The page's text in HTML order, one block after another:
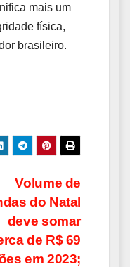
mais um
física,
brasileiro.
Volume de
do Natal
deve somar
de R$ 69
em 2023;